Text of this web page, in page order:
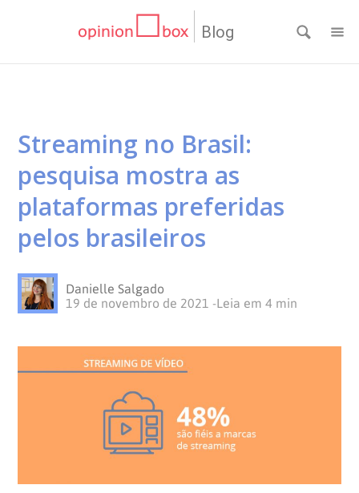
Blog
Streaming no Brasil:
pesquisa mostra as
plataformas preferidas
pelos brasileiros
Danielle Salgado
19 de novembro de 2021 -Leia em4 min
CATEGORIAS
Dicas
de
Pesquisas
Questionários
Inovação
Customer
Opinion
Recentes
DE
PESQUISA
MATERIAIS
WEBINARS
SOBRE
BOX
SOLUÇÕES
Customizadas
Plataforma